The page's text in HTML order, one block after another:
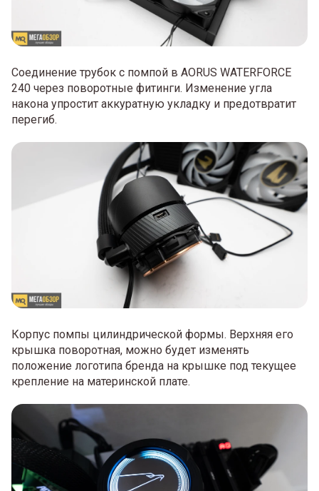
Соединение трубок с помпой в AORUS WATERFORCE
240 через поворотные фитинги. Изменение угла
накона упростит аккуратную укладку и предотвратит
перегиб.
Корпус помпы цилиндрической формы. Верхняя его
крышка поворотная, можно будет изменять
положение логотипа бренда на крышке под текущее
крепление на материнской плате.